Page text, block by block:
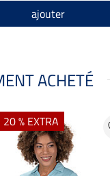
ajouter
ACHETÉ
% EXTRA